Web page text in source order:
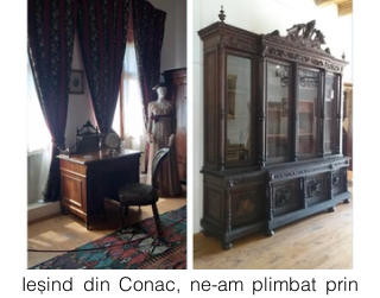
Ieșind din Conac, ne-am plimbat prin